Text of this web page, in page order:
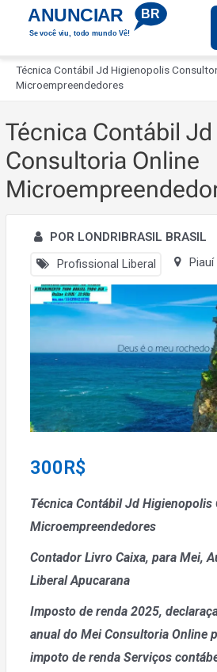
conteúdo
ANUNCIAR BR
Se você viu, todo mundo Vê!
Técnica Contábil Jd Higienopolis
Microempreendedores
Técnica Contábil
Consultoria Online
POR LONDRIBRASIL BRASIL
Profissional Liberal
Piauí
300R$
Técnica Contábil Jd
Microempreendedores
Contador Livro Caixa, para Mei,
Liberal Apucarana
Imposto de renda 2025,
anual do MeiConsultoria Online
impoto de rendaServiços